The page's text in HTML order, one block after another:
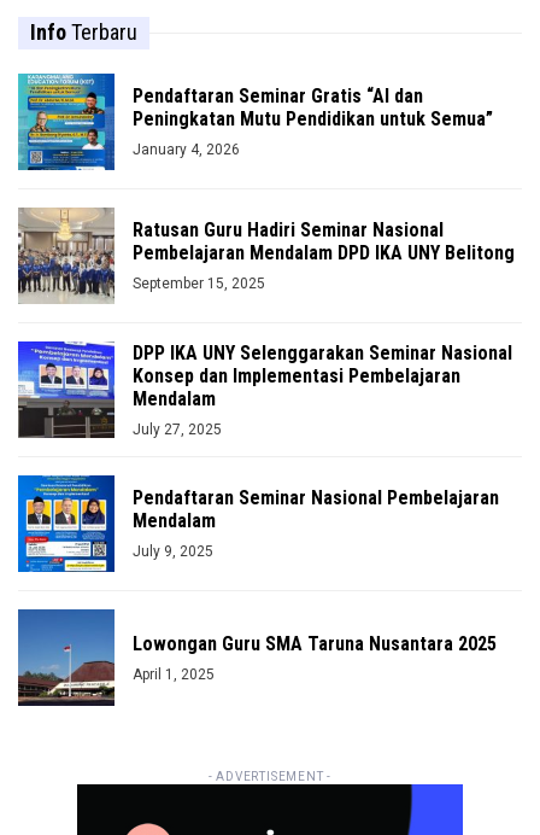
InfoTerbaru
Pendaftaran Seminar Gratis “AI dan
Peningkatan Mutu Pendidikan untuk Semua”
January 4, 2026
Ratusan Guru Hadiri Seminar Nasional
Pembelajaran Mendalam DPD IKA UNY Belitong
September 15, 2025
DPP IKA UNY Selenggarakan Seminar Nasional
Konsep dan Implementasi Pembelajaran
Mendalam
July 27, 2025
Pendaftaran Seminar Nasional Pembelajaran
Mendalam
July 9, 2025
Lowongan Guru SMA Taruna Nusantara 2025
April 1, 2025
- ADVERTISEMENT -